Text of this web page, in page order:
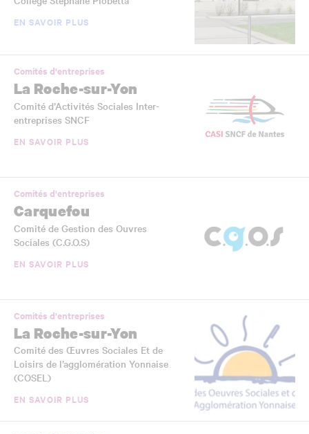
EN SAVOIR PLUS
Comités d'entreprises
La Roche-sur-Yon
Comité d’Activités Sociales Inter-
entreprises SNCF
EN SAVOIR PLUS
Comités d'entreprises
Carquefou
Comité de Gestion des Ouvres
Sociales (C.G.O.S)
EN SAVOIR PLUS
Comités d'entreprises
La Roche-sur-Yon
Comité des Œuvres Sociales Et de
Loisirs de l’agglomération Yonnaise
(COSEL)
EN SAVOIR PLUS